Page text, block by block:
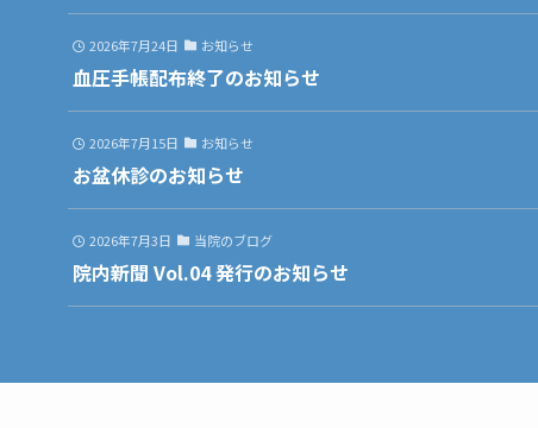
2026年7月24日 お知らせ
血圧手帳配布終了のお知らせ
2026年7月15日 お知らせ
お盆休診のお知らせ
2026年7月3日 当院のブログ
院内新聞 Vol.04 発行のお知らせ